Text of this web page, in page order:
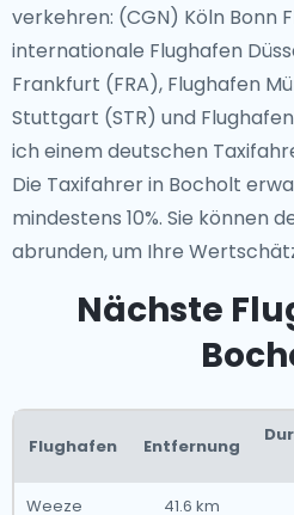
verkehren: (CGN) Köln Bonn
internationale Flughafen
Frankfurt (FRA), Flughafen
Stuttgart (STR) und
ich einem deutschen
Die Taxifahrer in Bocholt
mindestens 10%. Sie können
abrunden, um Ihre
Nächste
Flughafen Entfernung
Weeze 41.6 km